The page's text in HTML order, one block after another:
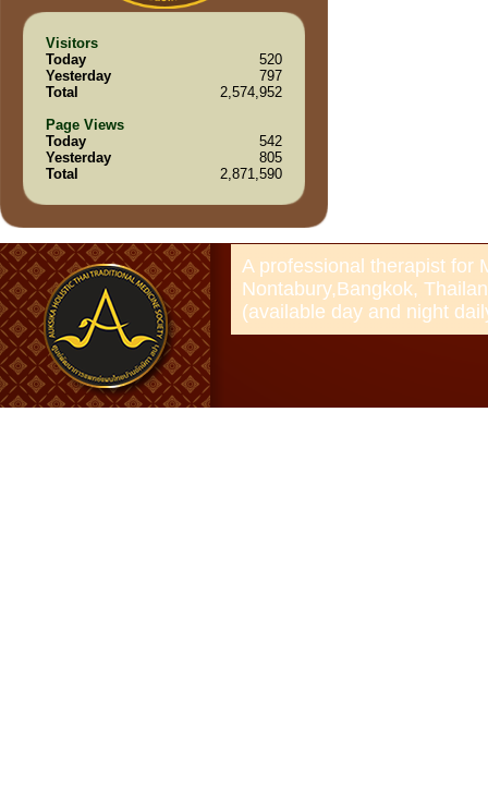
Visitors
Today
520
Yesterday
797
Total
2,574,952
Page Views
Today
542
Yesterday
805
Total
2,871,590
A professional therapist for
Nontabury,Bangkok,
(available day and night